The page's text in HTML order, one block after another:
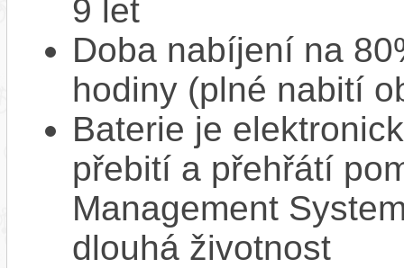
9 let
Doba nabíjení na
hodiny (plné nabití
Baterie je
přebití a přehřátí
Management
dlouhá životnost